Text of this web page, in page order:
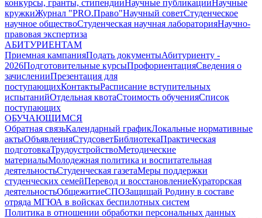
конкурсы, гранты, стипендииНаучные публикацииНаучные
кружкиЖурнал "PRO.Право"Научный советСтуденческое
научное обществоСтуденческая научная лабораторияНаучно-
правовая экспертиза
АБИТУРИЕНТАМ
Приемная кампанияПодать документыАбитуриенту -
2026Подготовительные курсыПрофориентацияСведения о
зачисленииПрезентация для
поступающихКонтактыРасписание вступительных
испытанийОтдельная квотаСтоимость обученияCписок
поступающих
ОБУЧАЮЩИМСЯ
Обратная связьКалендарный графикЛокальные нормативные
актыОбъявленияСтудсоветБиблиотекаПрактическая
подготовкаТрудоустройствоМетодические
материалыМолодежная политика и воспитательная
деятельностьСтуденческая газетаМеры поддержки
студенческих семейПеревод и восстановлениеКураторская
деятельностьОбщежитиеСПОЗащищай Родину в составе
отряда МГЮА в войсках беспилотных систем
Политика в отношении обработки персональных данных